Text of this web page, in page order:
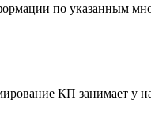
по указанным
КП занимает у